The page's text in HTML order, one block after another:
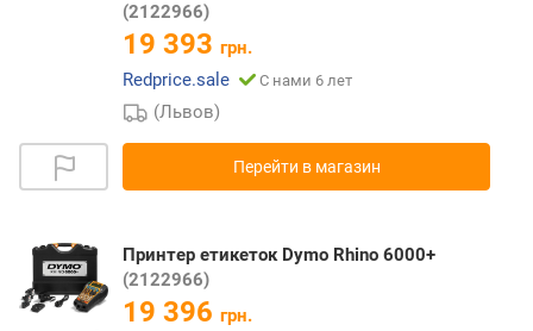
(2122966)
19 393 грн.
Redprice.sale
С нами 6 лет
(Львов)
Перейти в магазин
Принтер етикеток Dymo Rhino 6000+
(2122966)
19 396 грн.